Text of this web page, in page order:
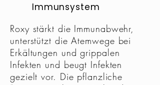
Immunsystem
Roxy stärkt die Immunabwehr,
unterstützt die Atemwege bei
Erkältungen und grippalen
Infekten und beugt Infekten
gezielt vor. Die pflanzliche